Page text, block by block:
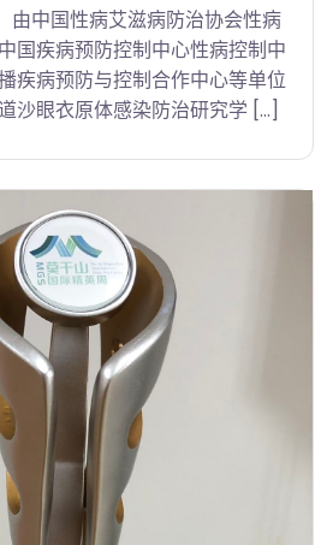
由中国性病艾滋病防治协会性病
国疾病预防控制中心性病控制中
疾病预防与控制合作中心等单位
沙眼衣原体感染防治研究学 […]